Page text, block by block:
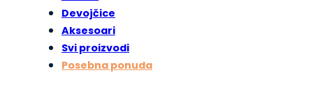
Devojčice
Aksesoari
Svi proizvodi
Posebna ponuda